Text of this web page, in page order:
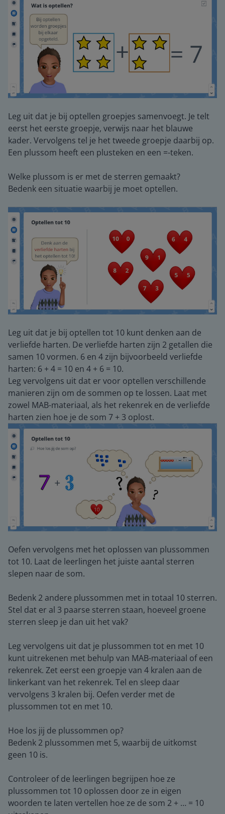
Leg uit dat je bij optellen groepjes samenvoegt. Je telt
eerst het eerste groepje, verwijs naar het blauwe
kader. Vervolgens tel je het tweede groepje daarbij op.
Een plussom heeft een plusteken en een =-teken.
Welke plussom is er met de sterren gemaakt?
Bedenk een situatie waarbij je moet optellen.
Leg uit dat je bij optellen tot 10 kunt denken aan de
verliefde harten. De verliefde harten zijn 2 getallen die
samen 10 vormen. 6 en 4 zijn bijvoorbeeld verliefde
harten: 6 + 4 = 10 en 4 + 6 = 10.
Leg vervolgens uit dat er voor optellen verschillende
manieren zijn om de sommen op te lossen. Laat met
zowel MAB-materiaal, als het rekenrek en de verliefde
harten zien hoe je de som 7 + 3 oplost.
Oefen vervolgens met het oplossen van plussommen
tot 10. Laat de leerlingen het juiste aantal sterren
slepen naar de som.
Bedenk 2 andere plussommen met in totaal 10 sterren.
Stel dat er al 3 paarse sterren staan, hoeveel groene
sterren sleep je dan uit het vak?
Leg vervolgens uit dat je plussommen tot en met 10
kunt uitrekenen met behulp van MAB-materiaal of een
rekenrek. Zet eerst een groepje van 4 kralen aan de
linkerkant van het rekenrek. Tel en sleep daar
vervolgens 3 kralen bij. Oefen verder met de
plussommen tot en met 10.
Hoe los jij de plussommen op?
Bedenk 2 plussommen met 5, waarbij de uitkomst
geen 10 is.
Controleer of de leerlingen begrijpen hoe ze
plussommen tot 10 oplossen door ze in eigen
woorden te laten vertellen hoe ze de som 2 + … = 10